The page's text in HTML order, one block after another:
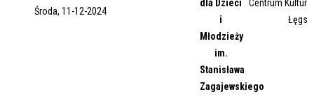
Miejsce
Środa, 11-12-2024
dla Dzieci
i
Młodzieży
im.
Stanisława
Zagajewskiego
Centrum Kultury